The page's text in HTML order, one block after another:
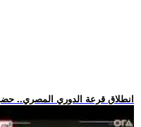
.. انطلاق قرعة الدوري المصري..